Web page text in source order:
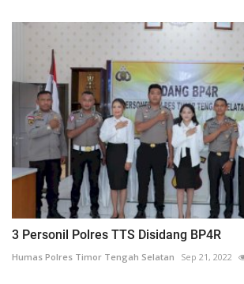
3 Personil Polres TTS Disidang BP4R
Humas Polres Timor Tengah Selatan Sep 21, 2022